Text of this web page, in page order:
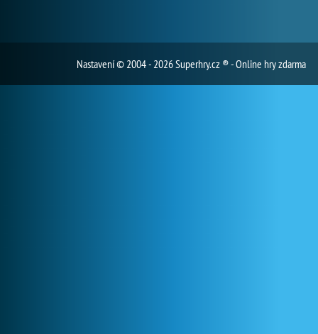
Nastavení© 2004 - 2026 Superhry.cz ® - Online hry zdarma